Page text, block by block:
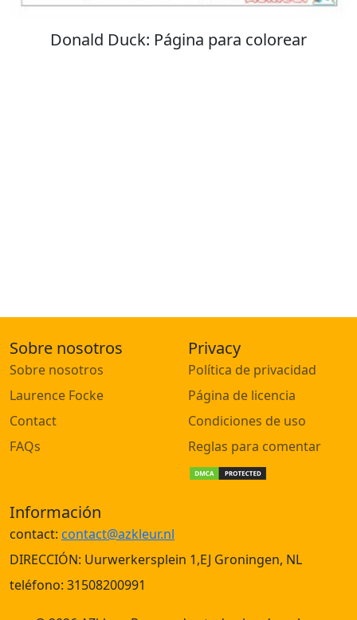
Stitch: Página para colorear
Sobre nosotros
Sobre nosotros
Laurence Focke
Contact
FAQs
Privacy
Política de privacidad
Página de licencia
Condiciones de uso
Reglas para comentar
Información
contact: contact@azkleur.nl
DIRECCIÓN: Uurwerkersplein 1,EJ Groningen, NL
teléfono: 31508200991